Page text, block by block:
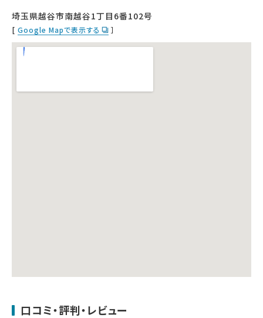
埼玉県越谷市南越谷1丁目6番102号
[ Google Mapで表示する ］
口コミ・評判・レビュー